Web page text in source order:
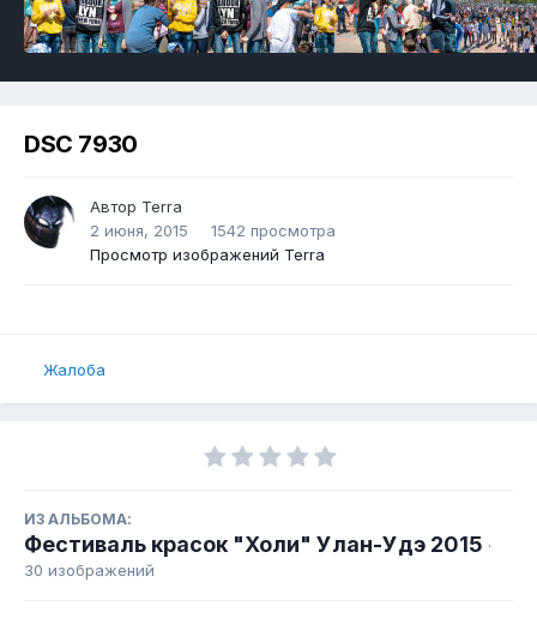
DSC 7930
Автор Terra
2 июня, 2015
1542 просмотра
Просмотр изображений Terra
Жалоба
ИЗ АЛЬБОМА:
Фестиваль красок "Холи" Улан-Удэ 2015 ·
30 изображений